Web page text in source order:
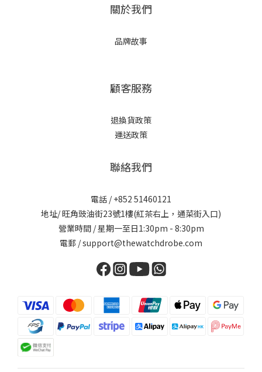
關於我們
品牌故事
顧客服務
退換貨政策
運送政策
聯絡我們
電話 / +852 51460121
地址/ 旺角豉油街23號1樓(紅茶右上，通菜街入口)
營業時間 / 星期一至日1:30pm - 8:30pm
電郵 / support@thewatchdrobe.com